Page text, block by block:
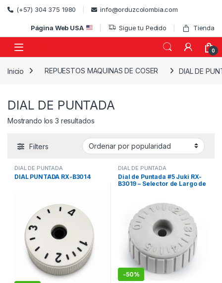
Skip to navigation
Skip to content
(+57) 304 375 1980 info@orduzcolombia.com
Página Web USA Sigue tu Pedido Tienda
0
Inicio REPUESTOS MAQUINAS DE COSER DIAL DE
DIAL DE PUNTADA
Mostrando los 3 resultadosOrdenado por popularidad
Filters
DIAL DE PUNTADA
DIAL PUNTADA RX-B3014
DIAL DE PUNTADA
Dial de Puntada #5 Juki RX-
B3019 – Selector de Largo de
-50%